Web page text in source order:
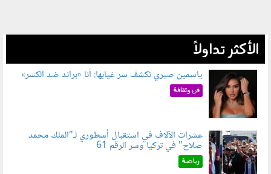
الأكثر تداولاً
050802.jpg
ياسمين صبري تكشف سر غيابها: أنا «براند ضد الكسر»
فن وثقافة
050803.jpg
عشرات الآلاف في استقبال أسطوري لـ"الملك محمد
صلاح" في تركيا وسر الرقم 61
رياضة